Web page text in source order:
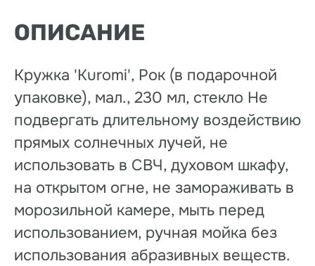
ОПИСАНИЕ
Кружка 'Kuromi', Рок (в подарочной
упаковке), мал., 230 мл, стекло Не
подвергать длительному воздействию
прямых солнечных лучей, не
использовать в СВЧ, духовом шкафу,
на открытом огне, не замораживать в
морозильной камере, мыть перед
использованием, ручная мойка без
использования абразивных веществ.